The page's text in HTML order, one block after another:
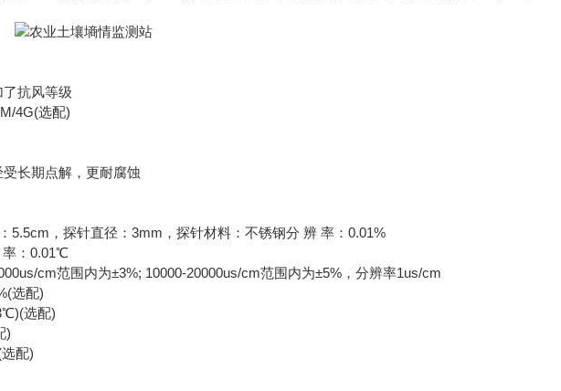
抗风等级
4G(选配)
长期点解，更耐腐蚀
，探针直径：3mm，探针材料：不锈钢分 辨 率：0.01%
：0.01℃
cm范围内为±3%; 10000-20000us/cm范围内为±5%，分辨率1us/cm
选配)
选配)
)
配)